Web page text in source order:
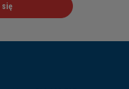
się